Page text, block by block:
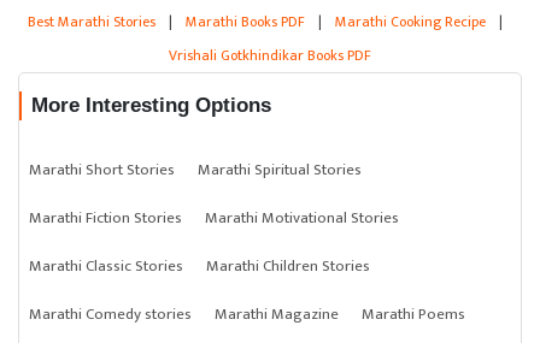
Best Marathi Stories | Marathi Books PDF | Marathi Cooking Recipe |
Vrishali Gotkhindikar Books PDF
More Interesting Options
Marathi Short Stories
Marathi Spiritual Stories
Marathi Fiction Stories
Marathi Motivational Stories
Marathi Classic Stories
Marathi Children Stories
Marathi Comedy stories
Marathi Magazine
Marathi Poems